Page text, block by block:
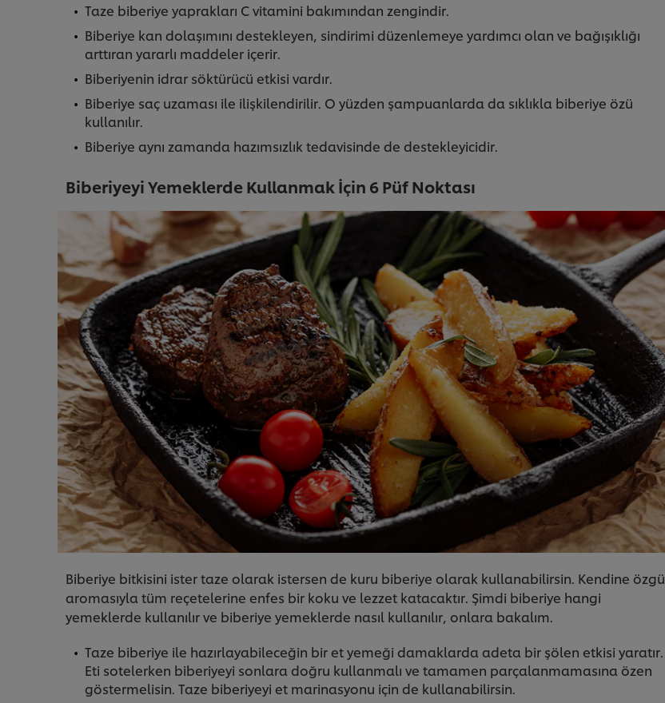
Taze biberiye yaprakları C vitamini bakımından zengindir.
Biberiye kan dolaşımını destekleyen, sindirimi düzenlemeye yardımcı olan ve bağışıklığı
arttıran yararlı maddeler içerir.
Biberiyenin idrar söktürücü etkisi vardır.
Biberiye saç uzaması ile ilişkilendirilir. O yüzden şampuanlarda da sıklıkla biberiye özü
kullanılır.
Biberiye aynı zamanda hazımsızlık tedavisinde de destekleyicidir.
Biberiyeyi Yemeklerde Kullanmak İçin 6 Püf Noktası
Biberiye bitkisini ister taze olarak istersen de kuru biberiye olarak kullanabilirsin. Kendine özgü
aromasıyla tüm reçetelerine enfes bir koku ve lezzet katacaktır. Şimdi biberiye hangi
yemeklerde kullanılır ve biberiye yemeklerde nasıl kullanılır, onlara bakalım.
Taze biberiye ile hazırlayabileceğin bir et yemeği damaklarda adeta bir şölen etkisi yaratır.
Eti sotelerken biberiyeyi sonlara doğru kullanmalı ve tamamen parçalanmamasına özen
göstermelisin. Taze biberiyeyi et marinasyonu için de kullanabilirsin.